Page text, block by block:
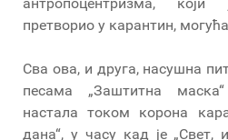
претворио у карантин,
Сва ова, и друга, насушна
песама „Заштитна
настала током корона
дана“, у часу кад је „Свет,